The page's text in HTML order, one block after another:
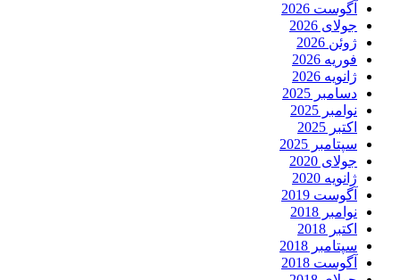
آگوست 2026
جولای 2026
ژوئن 2026
فوریه 2026
ژانویه 2026
دسامبر 2025
نوامبر 2025
اکتبر 2025
سپتامبر 2025
جولای 2020
ژانویه 2020
آگوست 2019
نوامبر 2018
اکتبر 2018
سپتامبر 2018
آگوست 2018